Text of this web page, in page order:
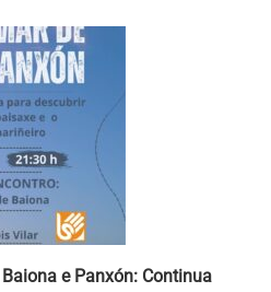
e Panxón: Continua